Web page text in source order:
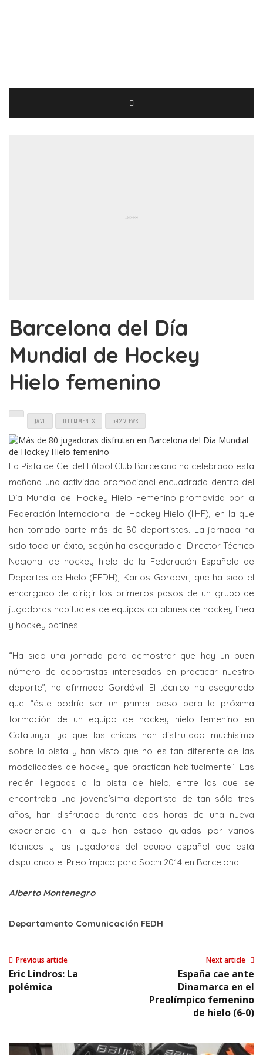
Barcelona del Día
Mundial de Hockey
Hielo femenino
JAVI 0 COMMENTS 592 VIEWS
La Pista de Gel del Fútbol Club Barcelona ha celebrado esta
mañana una actividad promocional encuadrada dentro del
Día Mundial del Hockey Hielo Femenino promovida por la
Federación Internacional de Hockey Hielo (IIHF), en la que
han tomado parte más de 80 deportistas. La jornada ha
sido todo un éxito, según ha asegurado el Director Técnico
Nacional de hockey hielo de la Federación Española de
Deportes de Hielo (FEDH), Karlos Gordovil, que ha sido el
encargado de dirigir los primeros pasos de un grupo de
jugadoras habituales de equipos catalanes de hockey línea
y hockey patines.
“Ha sido una jornada para demostrar que hay un buen
número de deportistas interesadas en practicar nuestro
deporte”, ha afirmado Gordóvil. El técnico ha asegurado
que “éste podría ser un primer paso para la próxima
formación de un equipo de hockey hielo femenino en
Catalunya, ya que las chicas han disfrutado muchísimo
sobre la pista y han visto que no es tan diferente de las
modalidades de hockey que practican habitualmente”. Las
recién llegadas a la pista de hielo, entre las que se
encontraba una jovencísima deportista de tan sólo tres
años, han disfrutado durante dos horas de una nueva
experiencia en la que han estado guiadas por varios
técnicos y las jugadoras del equipo español que está
disputando el Preolímpico para Sochi 2014 en Barcelona.
Alberto Montenegro
Departamento Comunicación FEDH
Previous article
Eric Lindros: La
polémica
Next article
España cae ante
Dinamarca en el
Preolímpico femenino
de hielo (6-0)